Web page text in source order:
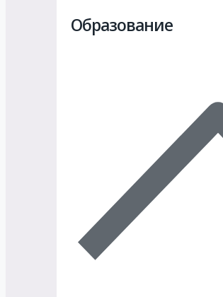
Образование